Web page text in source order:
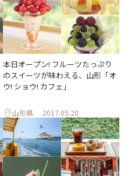
本日オープン! フルーツたっぷり
のスイーツが味わえる、山形「オ
ウ! ショウ! カフェ」
山形県 2017.05.20